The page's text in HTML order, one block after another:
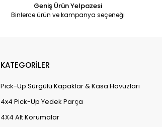
Geniş Ürün Yelpazesi
Binlerce ürün ve kampanya seçeneği
KATEGORİLER
Pick-Up Sürgülü Kapaklar & Kasa Havuzları
4x4 Pick-Up Yedek Parça
4X4 Alt Korumalar